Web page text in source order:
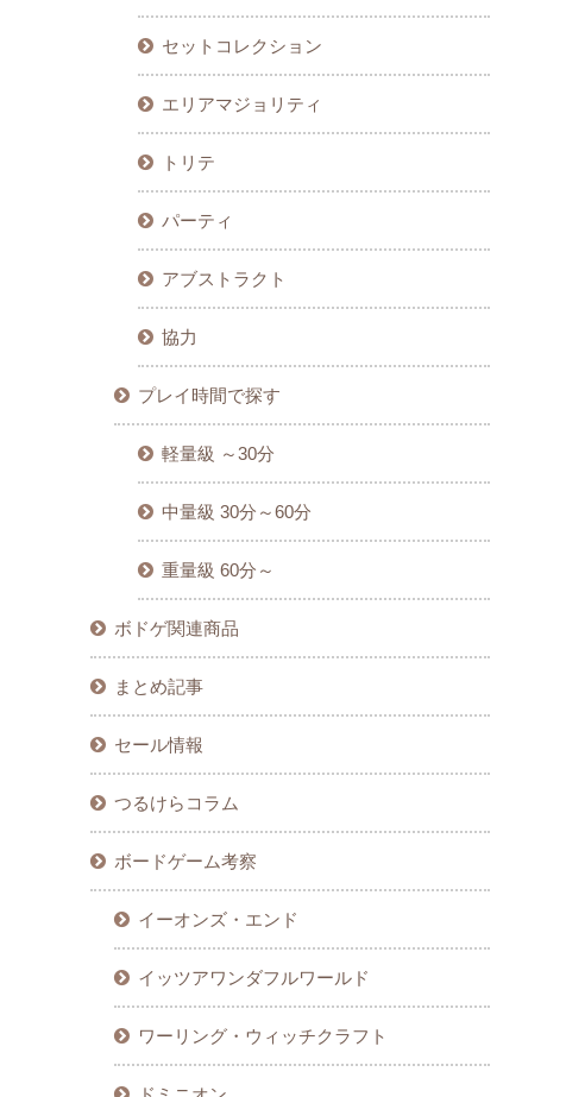
セットコレクション
エリアマジョリティ
トリテ
パーティ
アブストラクト
協力
プレイ時間で探す
軽量級 ～30分
中量級 30分～60分
重量級 60分～
ボドゲ関連商品
まとめ記事
セール情報
つるけらコラム
ボードゲーム考察
イーオンズ・エンド
イッツアワンダフルワールド
ワーリング・ウィッチクラフト